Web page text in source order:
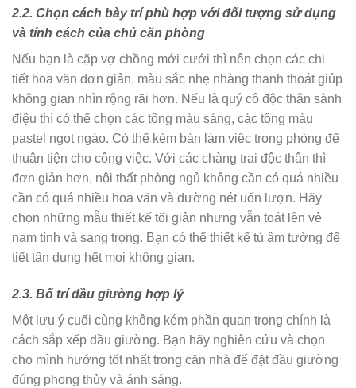
2.2. Chọn cách bày trí phù hợp với đối tượng sử dụng
và tính cách của chủ căn phòng
Nếu bạn là cặp vợ chồng mới cưới thì nên chọn các chi
tiết hoa văn đơn giản, màu sắc nhẹ nhàng thanh thoát giúp
không gian nhìn rộng rãi hơn. Nếu là quý cô độc thân sành
điệu thì có thể chọn các tông màu sáng, các tông màu
pastel ngọt ngào. Có thể kèm bàn làm việc trong phòng để
thuận tiện cho công việc. Với các chàng trai độc thân thì
đơn giản hơn, nội thất phòng ngủ không cần có quá nhiều
cần có quá nhiều hoa văn và đường nét uốn lượn. Hãy
chọn những mẫu thiết kế tối giản nhưng vẫn toát lên vẻ
nam tính và sang trọng. Bạn có thể thiết kế tủ âm tường để
tiết tận dụng hết mọi không gian.
2.3. Bố trí đầu giường hợp lý
Một lưu ý cuối cùng không kém phần quan trọng chính là
cách sắp xếp đầu giường. Bạn hãy nghiên cứu và chọn
cho mình hướng tốt nhất trong căn nhà để đặt đầu giường
đúng phong thủy và ánh sáng.